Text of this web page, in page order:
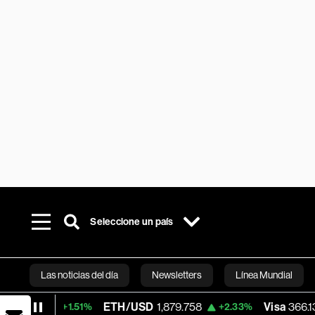
Seleccione un país
Las noticias del día Newsletters Línea Mundial
Bloomberg
ETH/USD 1,879.758 +2.33% Visa 366.13 -